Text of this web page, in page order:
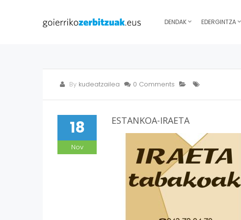
DENDAK EDERGINTZA
By kudeatzailea 0 Comments
18
Nov
ESTANKOA-IRAETA